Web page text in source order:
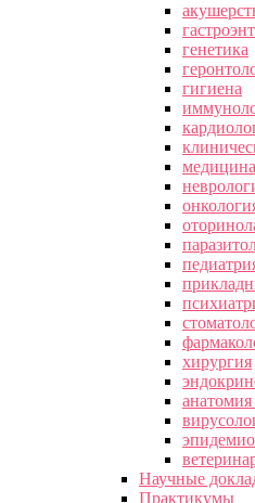
генетика
гигиена
медицина
хирургия
Научные
Практикумы